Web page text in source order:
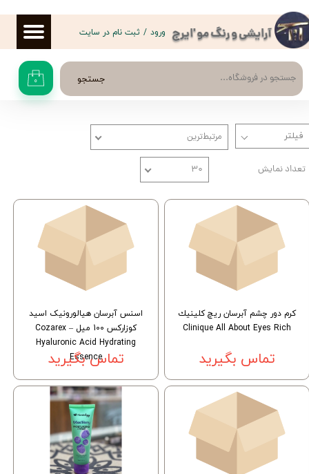
آرایشی و رنگ مو 'ایرج
جستجو ۰
ورود / ثبت نام در سایت
حساب کاربری من
تغییر گذر واژه
سفارشات
خروج از حساب کاربری
مرتبط‌ترین
تعداد نمایش ۳۰
كرم دور چشم آبرسان ريچ كلينيك
Clinique All About Eyes Rich
تماس بگیرید
اسنس آبرسان هیالورونیک اسید
کوزارکس 100 میل – Cozarex
Hyaluronic Acid Hydrating
Essence
تماس بگیرید